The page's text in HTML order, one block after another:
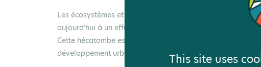
Les écosystèmes et nos cultures dépendent en grande
aujourd’hui à un effondrement des populations
Cette hécatombe est le résultat de plusieurs facteurs :
développement urbain et le changement climatique. Tous
This site uses